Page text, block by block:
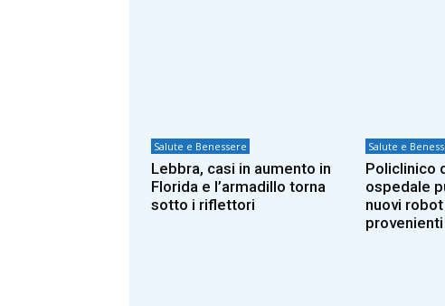
Salute e Benessere
Lebbra, casi in aumento in
Florida e l’armadillo torna
sotto i riflettori
Salute e
Policlinico
ospedale
nuovi
provenienti